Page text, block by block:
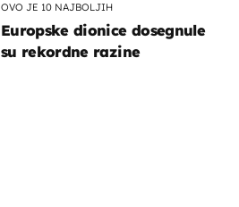
OVO JE 10 NAJBOLJIH
Europske dionice dosegnule
su rekordne razine